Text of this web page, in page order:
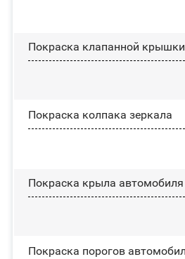
Покраска клапанной
Покраска колпака зеркала
Покраска крыла автомобиля
Покраска порогов